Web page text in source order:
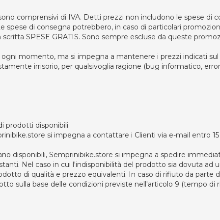
comprensivi di IVA. Detti prezzi non includono le spese di
di consegna potrebbero, in caso di particolari
SPESE GRATIS. Sono sempre escluse da queste
momento, ma si impegna a mantenere i prezzi indicati
irrisorio, per qualsivoglia ragione (bug informatico,
prodotti disponibili.
si impegna a contattare i Clienti via e-mail entro
disponibili, Semprinibike.store si impegna a spedire
Nel caso in cui l'indisponibilità del prodotto sia dovuta
di qualità e prezzo equivalenti. In caso di rifiuto da parte
sulla base delle condizioni previste nell'articolo 9 (tempo di